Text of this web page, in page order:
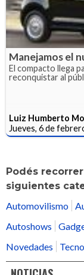
Manejamos el
El compacto llega
reconquistar al
Luiz Humberto
Jueves, 6 de
Podés
siguientes
Automovilismo
Autoshows
Novedades